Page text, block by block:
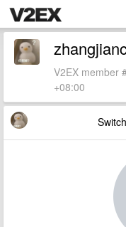
V2EX member
+08:00